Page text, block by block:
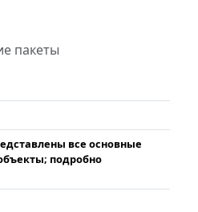
пакеты
все основные
подробно